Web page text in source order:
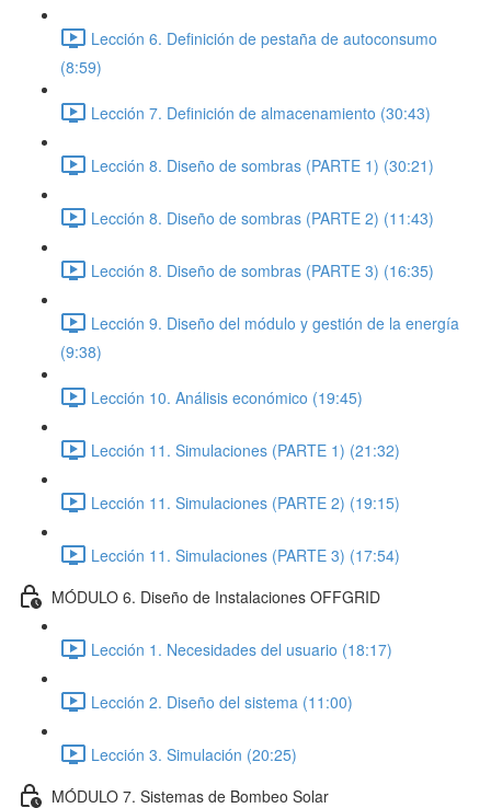
Lección 6. Definición de pestaña de autoconsumo
(8:59)
Lección 7. Definición de almacenamiento (30:43)
Lección 8. Diseño de sombras (PARTE 1) (30:21)
Lección 8. Diseño de sombras (PARTE 2) (11:43)
Lección 8. Diseño de sombras (PARTE 3) (16:35)
Lección 9. Diseño del módulo y gestión de la energía
(9:38)
Lección 10. Análisis económico (19:45)
Lección 11. Simulaciones (PARTE 1) (21:32)
Lección 11. Simulaciones (PARTE 2) (19:15)
Lección 11. Simulaciones (PARTE 3) (17:54)
MÓDULO 6. Diseño de Instalaciones OFFGRID
Lección 1. Necesidades del usuario (18:17)
Lección 2. Diseño del sistema (11:00)
Lección 3. Simulación (20:25)
MÓDULO 7. Sistemas de Bombeo Solar